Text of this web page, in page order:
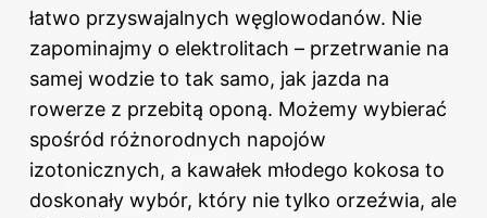
łatwo przyswajalnych węglowodanów. Nie
zapominajmy o elektrolitach – przetrwanie na
samej wodzie to tak samo, jak jazda na
rowerze z przebitą oponą. Możemy wybierać
spośród różnorodnych napojów
izotonicznych, a kawałek młodego kokosa to
doskonały wybór, który nie tylko orzeźwia, ale